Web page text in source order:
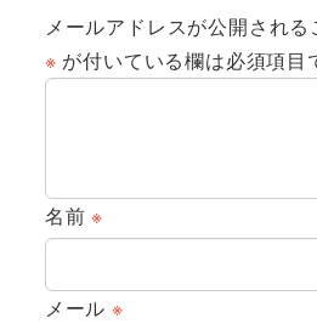
メールアドレスが公開される
※ が付いている欄は必須項目
名前※
メール ※